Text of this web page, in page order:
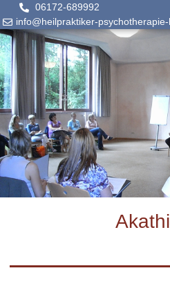
06172-689992
info@heilpraktiker-